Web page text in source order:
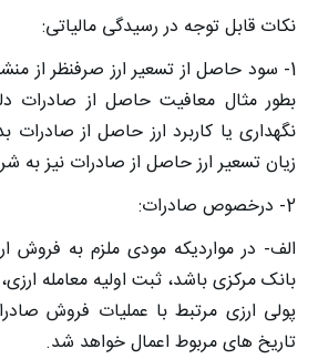
نکات قابل توجه در رسیدگی مالیاتی:
1- سود حاصل از تسعیر ارز صرفنظر از
بطور مثال معافیت حاصل از صادرات
نگهداری یا کاربرد ارز حاصل از
زیان تسعیر ارز حاصل از صادرات نیز به
2- درخصوص صادرات:
الف- در مواردیکه مودی ملزم به فروش
بانک مرکزی باشد، ثبت اولیه معامله
پولی ارزی مرتبط با عملیات فروش
تاریخ های مربوط اعمال خواهد شد.